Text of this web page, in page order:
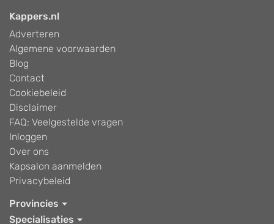
Kappers.nl
Adverteren
Algemene voorwaarden
Blog
Contact
Cookiebeleid
Disclaimer
FAQ: Veelgestelde vragen
Inloggen
Over ons
Kapsalon aanmelden
Privacybeleid
Provincies
Specialisaties